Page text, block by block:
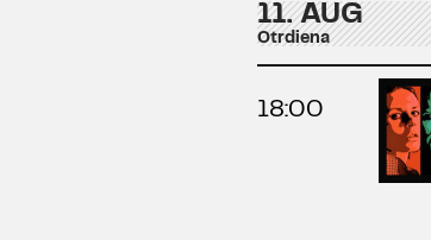
11. AUG
Otrdiena
18:00